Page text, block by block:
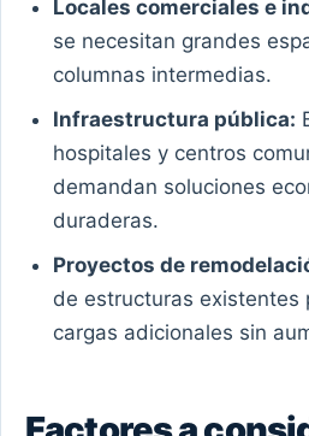
Locales comerciales e
se necesitan grandes
columnas intermedias.
Infraestructura pública:
hospitales y centros
demandan soluciones
duraderas.
Proyectos de
de estructuras existentes
cargas adicionales sin